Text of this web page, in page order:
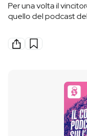
Politica
Per una volta il
quello del podcast